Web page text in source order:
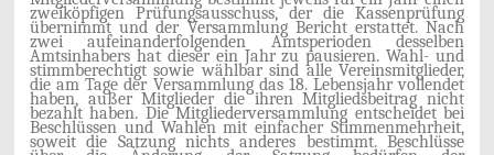
zweiköpfigen Prüfungsausschuss, der die Kassenprüfung
übernimmt und der Versammlung Bericht erstattet. Nach
zwei aufeinanderfolgenden Amtsperioden desselben
Amtsinhabers hat dieser ein Jahr zu pausieren. Wahl- und
stimmberechtigt sowie wählbar sind alle Vereinsmitglieder,
die am Tage der Versammlung das 18. Lebensjahr vollendet
haben, außer Mitglieder die ihren Mitgliedsbeitrag nicht
bezahlt haben. Die Mitgliederversammlung entscheidet bei
Beschlüssen und Wahlen mit einfacher Stimmenmehrheit,
soweit die Satzung nichts anderes bestimmt. Beschlüsse